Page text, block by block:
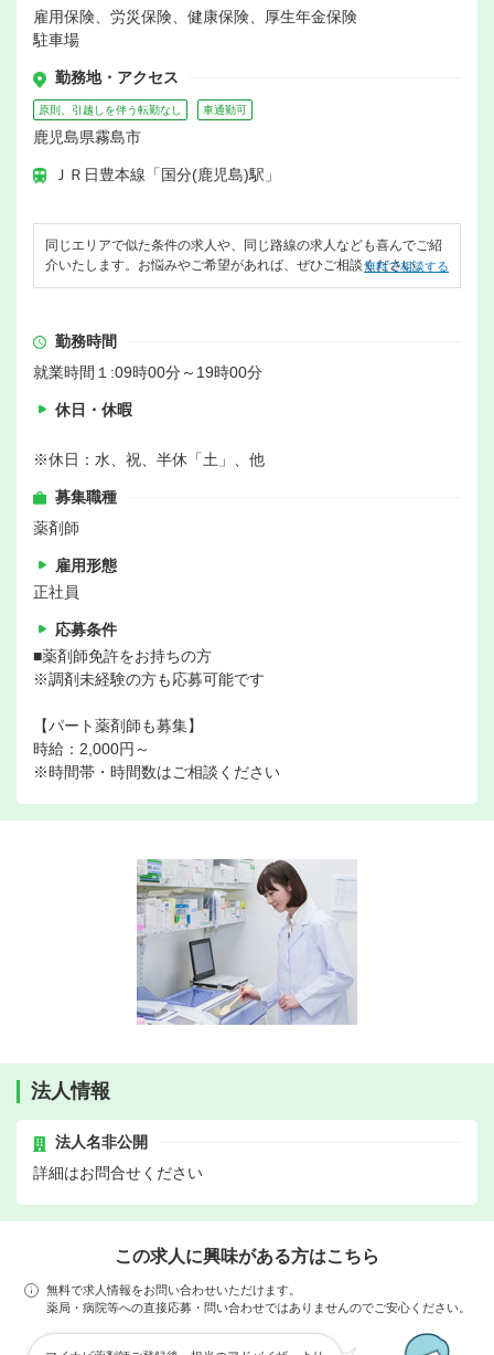
雇用保険、労災保険、健康保険、厚生年金保険
駐車場
勤務地・アクセス
原則、引越しを伴う転勤なし 車通勤可
鹿児島県霧島市
ＪＲ日豊本線「国分(鹿児島)駅」
同じエリアで似た条件の求人や、同じ路線の求人なども喜んでご紹
介いたします。お悩みやご希望があれば、ぜひご相談ください。
無料で相談する
勤務時間
就業時間１:09時00分～19時00分
休日・休暇
※休日：水、祝、半休「土」、他
募集職種
薬剤師
雇用形態
正社員
応募条件
■薬剤師免許をお持ちの方
※調剤未経験の方も応募可能です
【パート薬剤師も募集】
時給：2,000円～
※時間帯・時間数はご相談ください
法人情報
法人名非公開
詳細はお問合せください
この求人に興味がある方はこちら
無料で求人情報をお問い合わせいただけます。
薬局・病院等への直接応募・問い合わせではありませんのでご安心ください。